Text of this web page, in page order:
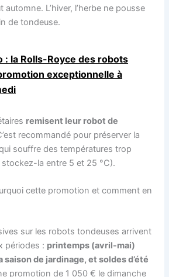
L’hiver, l’herbe ne pousse
de tondeuse.
: la Rolls-Royce des robots
exceptionnelle à
remisent leur robot de
recommandé pour préserver la
souffre des températures trop
la entre 5 et 25 °C).
cette promotion et comment en
sur les robots tondeuses arrivent
périodes : printemps (avril-mai)
saison de jardinage, et soldes d’été
promotion de 1 050 € le dimanche